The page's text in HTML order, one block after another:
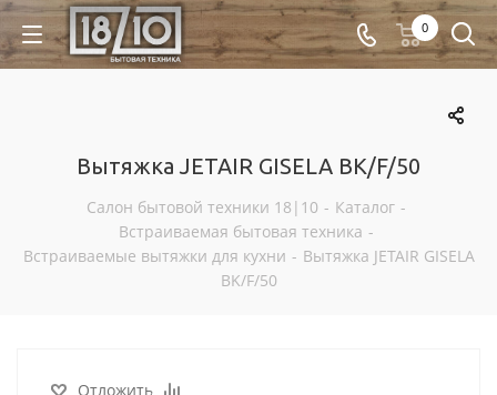
0
Вытяжка JETAIR GISELA BK/F/50
Салон бытовой техники 18|10 - Каталог -
Встраиваемая бытовая техника -
Встраиваемые вытяжки для кухни - Вытяжка JETAIR GISELA
BK/F/50
Отложить